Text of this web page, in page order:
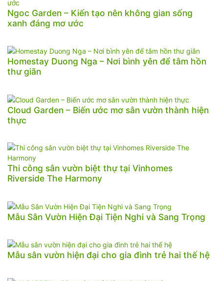
Ngoc Garden – Kiến tạo nên không gian sống
xanh đáng mơ ước
Homestay Duong Nga – Nơi bình yên để tâm hồn
thư giãn
Cloud Garden – Biến ước mơ sân vườn thành hiện
thực
Thi công sân vườn biệt thự tại Vinhomes
Riverside The Harmony
Mẫu Sân Vườn Hiện Đại Tiện Nghi và Sang Trọng
Mẫu sân vườn hiện đại cho gia đình trẻ hai thế hệ